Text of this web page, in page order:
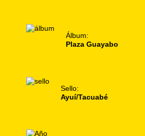
Álbum:
Plaza Guayabo
Sello:
Ayuí/Tacuabé